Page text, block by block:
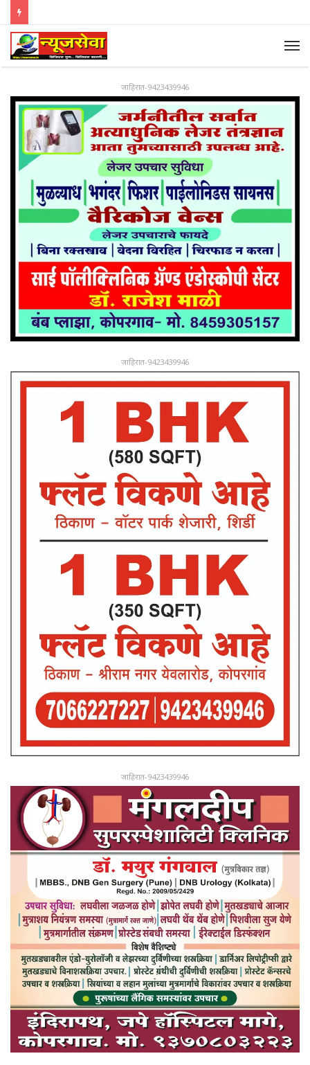
जाहिरात-9423439946
जाहिरात-9423439946
जाहिरात-9423439946